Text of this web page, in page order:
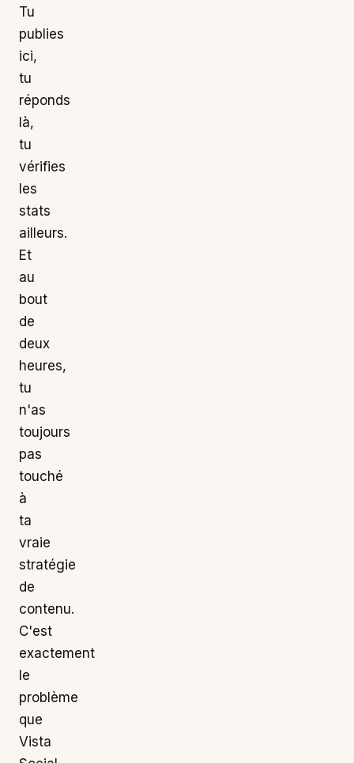
Tu
publies
ici,
tu
réponds
là,
tu
vérifies
les
stats
ailleurs.
Et
au
bout
de
deux
heures,
tu
n'as
toujours
pas
touché
à
ta
vraie
stratégie
de
contenu.
C'est
exactement
le
problème
que
Vista